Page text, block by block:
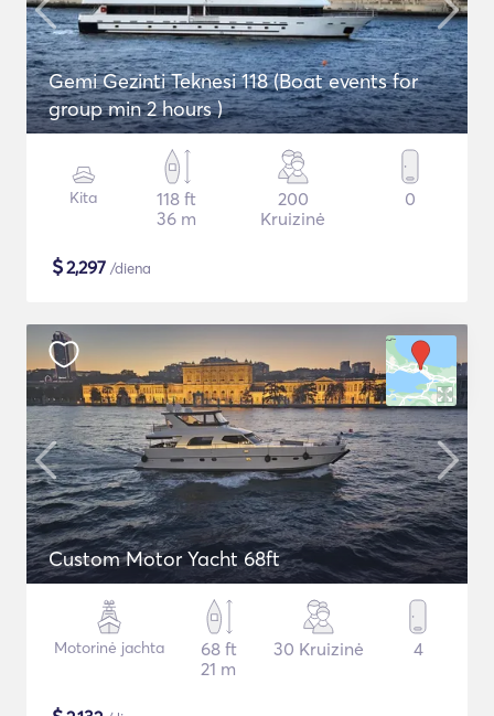
Gemi Gezinti Teknesi 118 (Boat events for
group min 2 hours )
Kita
118 ft
36 m
200
Kruizinė
0
$2,297 /diena
Custom Motor Yacht 68ft
Motorinė jachta
68 ft
21 m
30 Kruizinė 4